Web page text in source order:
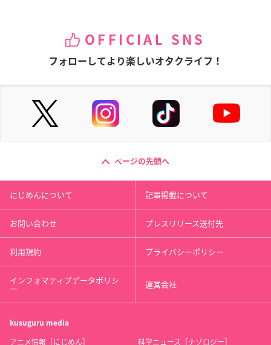
OFFICIAL SNS
フォローしてより楽しいオタクライフ！
ページの先頭へ
にじめんについて 記事掲載について
お問い合わせ プレスリリース送付先
利用規約 プライバシーポリシー
インフォマティブデータポリシ
ー 運営会社
kusuguru media
アニメ情報［にじめん］ 科学ニュース［ナゾロジー］